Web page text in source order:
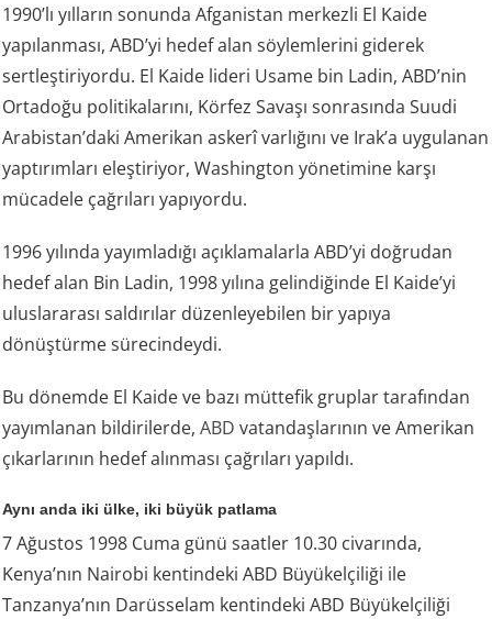
1990’lı yılların sonunda Afganistan merkezli El Kaide
yapılanması, ABD’yi hedef alan söylemlerini giderek
sertleştiriyordu. El Kaide lideri Usame bin Ladin, ABD’nin
Ortadoğu politikalarını, Körfez Savaşı sonrasında Suudi
Arabistan’daki Amerikan askerî varlığını ve Irak’a uygulanan
yaptırımları eleştiriyor, Washington yönetimine karşı
mücadele çağrıları yapıyordu.
1996 yılında yayımladığı açıklamalarla ABD’yi doğrudan
hedef alan Bin Ladin, 1998 yılına gelindiğinde El Kaide’yi
uluslararası saldırılar düzenleyebilen bir yapıya
dönüştürme sürecindeydi.
Bu dönemde El Kaide ve bazı müttefik gruplar tarafından
yayımlanan bildirilerde,ABD vatandaşlarının ve Amerikan
çıkarlarının hedef alınması çağrıları yapıldı.
Aynı anda iki ülke, iki büyük patlama
7 Ağustos 1998 Cuma günü saatler 10.30 civarında,
Kenya’nın Nairobi kentindeki ABD Büyükelçiliği ile
Tanzanya’nın Darüsselam kentindeki ABD Büyükelçiliği